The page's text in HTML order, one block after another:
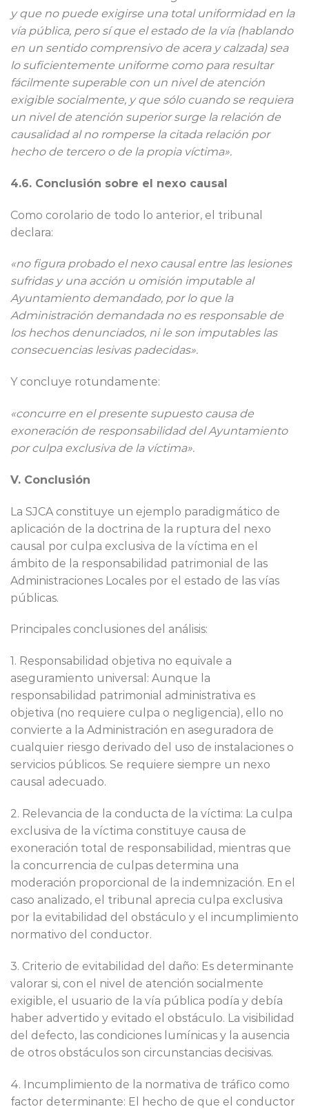
y que no puede exigirse una total uniformidad en la
vía pública, pero sí que el estado de la vía (hablando
en un sentido comprensivo de acera y calzada) sea
lo suficientemente uniforme como para resultar
fácilmente superable con un nivel de atención
exigible socialmente, y que sólo cuando se requiera
un nivel de atención superior surge la relación de
causalidad al no romperse la citada relación por
hecho de tercero o de la propia víctima».
4.6. Conclusión sobre el nexo causal
Como corolario de todo lo anterior, el tribunal
declara:
«no figura probado el nexo causal entre las lesiones
sufridas y una acción u omisión imputable al
Ayuntamiento demandado, por lo que la
Administración demandada no es responsable de
los hechos denunciados, ni le son imputables las
consecuencias lesivas padecidas».
Y concluye rotundamente:
«concurre en el presente supuesto causa de
exoneración de responsabilidad del Ayuntamiento
por culpa exclusiva de la víctima».
V. Conclusión
La SJCA constituye un ejemplo paradigmático de
aplicación de la doctrina de la ruptura del nexo
causal por culpa exclusiva de la víctima en el
ámbito de la responsabilidad patrimonial de las
Administraciones Locales por el estado de las vías
públicas.
Principales conclusiones del análisis:
1. Responsabilidad objetiva no equivale a
aseguramiento universal: Aunque la
responsabilidad patrimonial administrativa es
objetiva (no requiere culpa o negligencia), ello no
convierte a la Administración en aseguradora de
cualquier riesgo derivado del uso de instalaciones o
servicios públicos. Se requiere siempre un nexo
causal adecuado.
2. Relevancia de la conducta de la víctima: La culpa
exclusiva de la víctima constituye causa de
exoneración total de responsabilidad, mientras que
la concurrencia de culpas determina una
moderación proporcional de la indemnización. En el
caso analizado, el tribunal aprecia culpa exclusiva
por la evitabilidad del obstáculo y el incumplimiento
normativo del conductor.
3. Criterio de evitabilidad del daño: Es determinante
valorar si, con el nivel de atención socialmente
exigible, el usuario de la vía pública podía y debía
haber advertido y evitado el obstáculo. La visibilidad
del defecto, las condiciones lumínicas y la ausencia
de otros obstáculos son circunstancias decisivas.
4. Incumplimiento de la normativa de tráfico como
factor determinante: El hecho de que el conductor